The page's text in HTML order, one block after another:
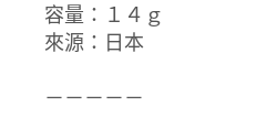
容量：１４ｇ
來源：日本
－－－－－